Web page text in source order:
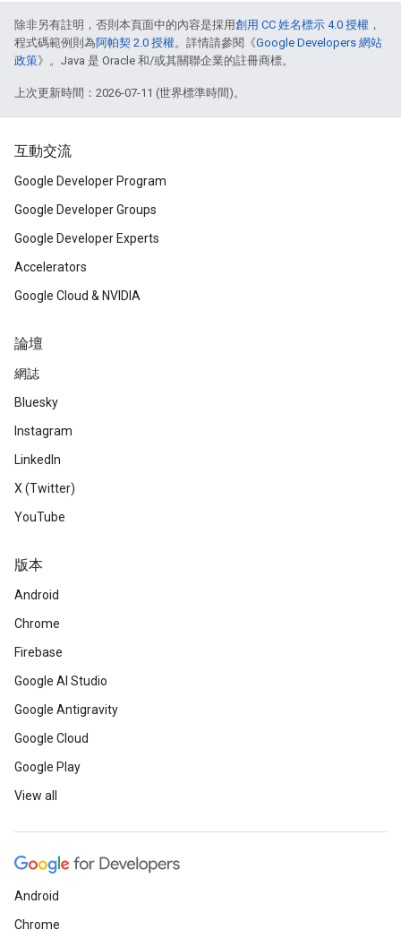
除非另有註明，否則本頁面中的內容是採用創用 CC 姓名標示 4.0 授權 ，
程式碼範例則為阿帕契 2.0 授權。詳情請參閱《Google Developers 網站
政策》。Java 是 Oracle 和/或其關聯企業的註冊商標。
上次更新時間：2026-07-11 (世界標準時間)。
互動交流
Google Developer Program
Google Developer Groups
Google Developer Experts
Accelerators
Google Cloud & NVIDIA
論壇
網誌
Bluesky
Instagram
LinkedIn
X (Twitter)
YouTube
版本
Android
Chrome
Firebase
Google AI Studio
Google Antigravity
Google Cloud
Google Play
View all
Android
Chrome